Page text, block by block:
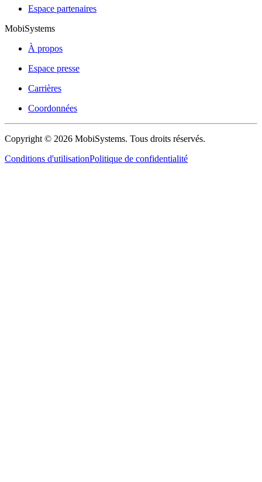
Espace partenaires
MobiSystems
À propos
Espace presse
Carrières
Coordonnées
Copyright © 2026 MobiSystems. Tous droits réservés.
Conditions d'utilisationPolitique de confidentialité